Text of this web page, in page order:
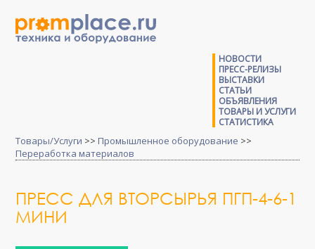
НОВОСТИ
ПРЕСС-РЕЛИЗЫ
ВЫСТАВКИ
СТАТЬИ
ОБЪЯВЛЕНИЯ
ТОВАРЫ И УСЛУГИ
СТАТИСТИКА
Товары/Услуги >> Промышленное оборудование >>
Переработка материалов
ПРЕСС ДЛЯ ВТОРСЫРЬЯ ПГП-4-6-1
МИНИ